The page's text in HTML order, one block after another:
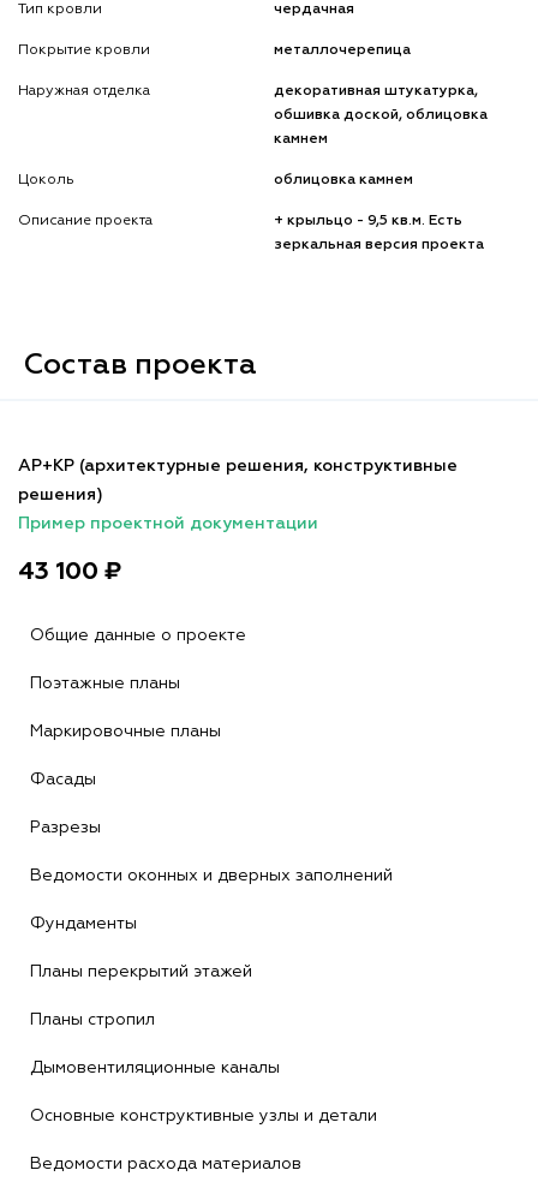
Тип кровли чердачная
Покрытие кровли металлочерепица
Наружная отделка
декоративная штукатурка,
обшивка доской, облицовка
камнем
Цоколь облицовка камнем
Описание проекта
+ крыльцо - 9,5 кв.м. Есть
зеркальная версия проекта
Состав проекта
АР+КР (архитектурные решения, конструктивные
решения)
Пример проектной документации
43 100 ₽
Общие данные о проекте
Поэтажные планы
Маркировочные планы
Фасады
Разрезы
Ведомости оконных и дверных заполнений
Фундаменты
Планы перекрытий этажей
Планы стропил
Дымовентиляционные каналы
Основные конструктивные узлы и детали
Ведомости расхода материалов